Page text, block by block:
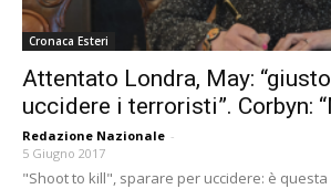
Cronaca Esteri
Attentato Londra, May:
uccidere i terroristi”. Corbyn:
Redazione Nazionale -
5 Giugno 2017
"Shoot to kill", sparare per uccidere: è